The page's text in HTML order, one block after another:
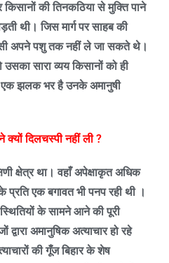
किसानों की तिनकठिया से मुक्ति पाने
थी। जिस मार्ग पर साहब की
अपने पशु तक नहीं ले जा सकते थे।
सारा व्यय किसानों को ही
एक झलक भर है उनके अमानुषी
क्यों दिलचस्पी नहीं ली?
क्षेत्र था। वहाँ अपेक्षाकृत अधिक
प्रति एक बगावत भी पनप रही थी ।
के सामने आने की पूरी
अमानुषिक अत्याचार हो रहे
की गूँज बिहार के शेष